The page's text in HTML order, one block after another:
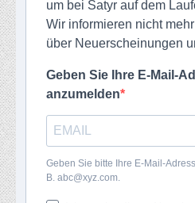
um bei Satyr auf dem
Wir informieren nicht
über Neuerscheinungen
Geben Sie Ihre E-Mail-
anzumelden
Geben Sie bitte Ihre E-Mail-
B. abc@xyz.com.